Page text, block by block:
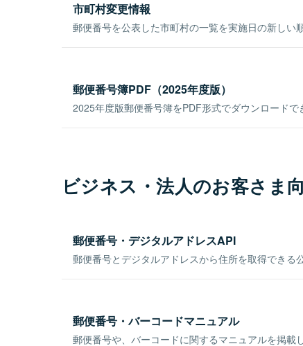
市町村変更情報
郵便番号を公表した市町村の一覧を実施日の新しい
郵便番号簿PDF（2025年度版）
2025年度版郵便番号簿をPDF形式でダウンロードで
ビジネス・法人のお客さま
郵便番号・デジタルアドレスAPI
郵便番号とデジタルアドレスから住所を取得できる
郵便番号・バーコードマニュアル
郵便番号や、バーコードに関するマニュアルを掲載